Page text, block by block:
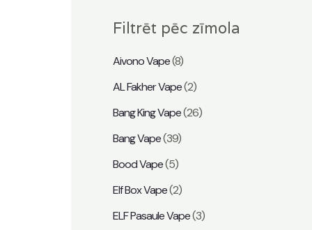
ē
Filtrēt pēc zīmola
Aivono Vape(8)
AL Fakher Vape(2)
Bang King Vape(26)
Bang Vape(39)
Bood Vape(5)
Elf Box Vape(2)
ELF Pasaule Vape(3)